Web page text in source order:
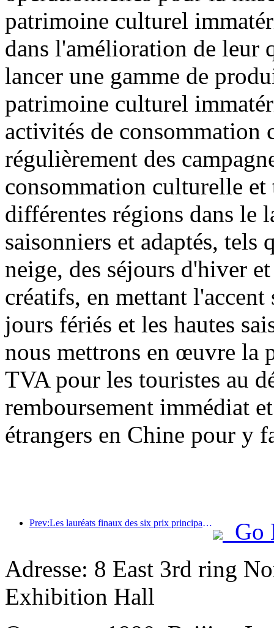
patrimoine culturel
dans l'amélioration de leur
lancer une gamme de
patrimoine culturel
activités de
régulièrement des
consommation culturelle
différentes régions dans le
saisonniers et adaptés, tels
neige, des séjours d'hiver
créatifs, en mettant
jours fériés et les hautes
nous mettrons en œuvre la
TVA pour les touristes au
remboursement immédiat
étrangers en Chine pour y
Prev:Les lauréats finaux des six prix principaux ont été annoncés, et plus d'une centaine d'hôtels et d'entreprises reçoivent des prix annuels !
Go
Adresse: 8 East 3rd ring
Exhibition Hall